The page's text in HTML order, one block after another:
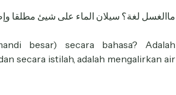
ماالغسل لغة؟ سيلان الماء على شيئ مطلقا
besar) secara bahasa? Adalah
secara istilah, adalah mengalirkan air